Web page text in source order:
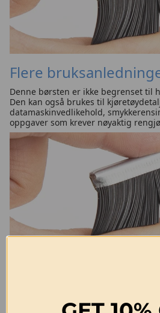
Flere
Denne børsten er ikke begrenset til
Den kan også brukes til
datamaskinvedlikehold,
oppgaver som krever nøyaktig
datamaskinvedlikehold,